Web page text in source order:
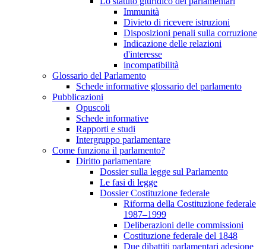
Immunità
Divieto di ricevere istruzioni
Disposizioni penali sulla corruzione
Indicazione delle relazioni
d'interesse
incompatibilità
Glossario del Parlamento
Schede informative glossario del parlamento
Pubblicazioni
Opuscoli
Schede informative
Rapporti e studi
Intergruppo parlamentare
Come funziona il parlamento?
Diritto parlamentare
Dossier sulla legge sul Parlamento
Le fasi di legge
Dossier Costituzione federale
Riforma della Costituzione federale
1987–1999
Deliberazioni delle commissioni
Costituzione federale del 1848
Due dibattiti parlamentari adesione